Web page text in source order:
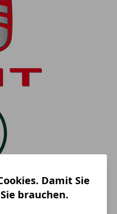
Damit Sie
brauchen.